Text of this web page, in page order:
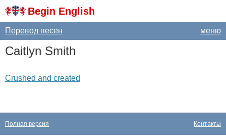
Begin English
меню
Перевод песен
Caitlyn Smith
Crushed and created
Контакты
Полная версия